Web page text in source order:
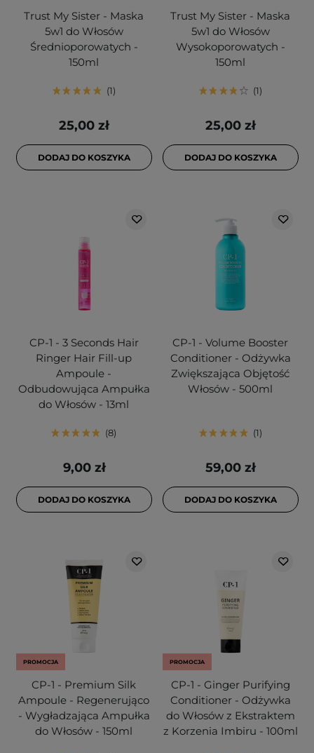
Trust My Sister - Maska
5w1 do Włosów
Średnioporowatych -
150ml
1
25,00 zł
DODAJ DO KOSZYKA
Trust My Sister - Maska
5w1 do Włosów
Wysokoporowatych -
150ml
1
25,00 zł
DODAJ DO KOSZYKA
CP-1 - 3 Seconds Hair
Ringer Hair Fill-up
Ampoule -
Odbudowująca Ampułka
do Włosów - 13ml
8
9,00 zł
DODAJ DO KOSZYKA
CP-1 - Volume Booster
Conditioner - Odżywka
Zwiększająca Objętość
Włosów - 500ml
1
59,00 zł
DODAJ DO KOSZYKA
PROMOCJA
CP-1 - Premium Silk
Ampoule - Regenerująco
- Wygładzająca Ampułka
do Włosów - 150ml
PROMOCJA
CP-1 - Ginger Purifying
Conditioner - Odżywka
do Włosów z Ekstraktem
z Korzenia Imbiru - 100ml